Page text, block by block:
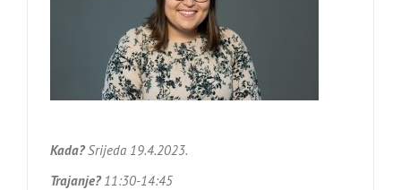
Kada?Srijeda 19.4.2023.
Trajanje? 11:30-14:45